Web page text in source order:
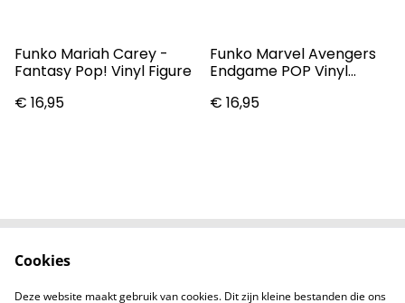
Funko Mariah Carey -
Fantasy Pop! Vinyl Figure
€ 16,95
Funko Marvel Avengers
Endgame POP Vinyl
€ 16,95
Privacybeleid
Cookiebeleid
Cookies
Deze website maakt gebruik van cookies. Dit zijn kleine bestanden die ons